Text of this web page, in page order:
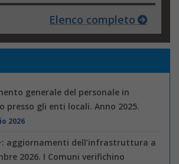
Elenco completo
generale del personale in
presso gli enti locali. Anno 2025.
2026
aggiornamenti dell’infrastruttura a
2026. I Comuni verifichino